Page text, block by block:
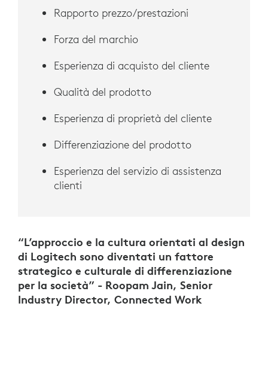
Rapporto prezzo/prestazioni
Forza del marchio
Esperienza di acquisto del cliente
Qualità del prodotto
Esperienza di proprietà del cliente
Differenziazione del prodotto
Esperienza del servizio di assistenza
clienti
“L’approccio e la cultura orientati al design
di Logitech sono diventati un fattore
strategico e culturale di differenziazione
per la società” - Roopam Jain, Senior
Industry Director, Connected Work